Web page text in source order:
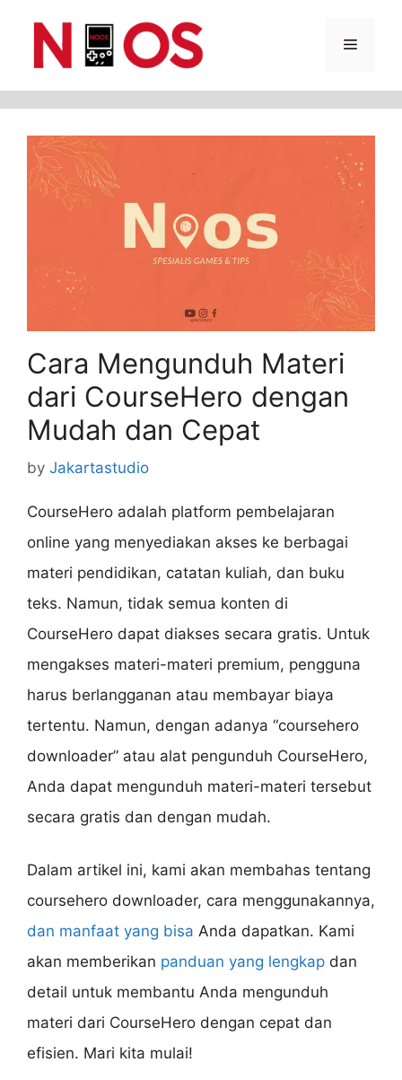
Menu
Cara Mengunduh Materi
dari CourseHero dengan
Mudah dan Cepat
by Jakartastudio
CourseHero adalah platform pembelajaran
online yang menyediakan akses ke berbagai
materi pendidikan, catatan kuliah, dan buku
teks. Namun, tidak semua konten di
CourseHero dapat diakses secara gratis. Untuk
mengakses materi-materi premium, pengguna
harus berlangganan atau membayar biaya
tertentu. Namun, dengan adanya “coursehero
downloader” atau alat pengunduh CourseHero,
Anda dapat mengunduh materi-materi tersebut
secara gratis dan dengan mudah.
Dalam artikel ini, kami akan membahas tentang
coursehero downloader, cara menggunakannya,
dan manfaat yang bisa Anda dapatkan. Kami
akan memberikan panduan yang lengkap dan
detail untuk membantu Anda mengunduh
materi dari CourseHero dengan cepat dan
efisien. Mari kita mulai!